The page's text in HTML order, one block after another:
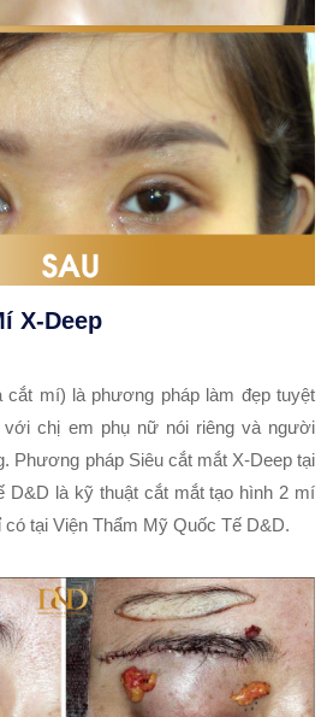
X-Deep
cắt mí) là phương pháp làm đẹp tuyệt
chị em phụ nữ nói riêng và người
Phương pháp Siêu cắt mắt X-Deep tại
D&D là kỹ thuật cắt mắt tạo hình 2 mí
tại Viện Thẩm Mỹ Quốc Tế D&D.